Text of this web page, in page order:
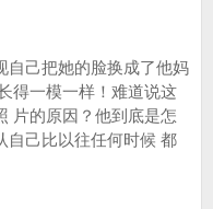
自己把她的脸换成了他妈
得一模一样！难道说这
片的原因？他到底是怎
自己比以往任何时候 都